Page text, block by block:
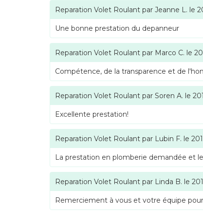
Reparation Volet Roulant par Jeanne L. le
Une bonne prestation du depanneur
Reparation Volet Roulant par Marco C. le
Compétence, de la transparence et de
Reparation Volet Roulant par Soren A. le
Excellente prestation!
Reparation Volet Roulant par Lubin F. le
La prestation en plomberie demandée et
Reparation Volet Roulant par Linda B. le
Remerciement à vous et votre équipe